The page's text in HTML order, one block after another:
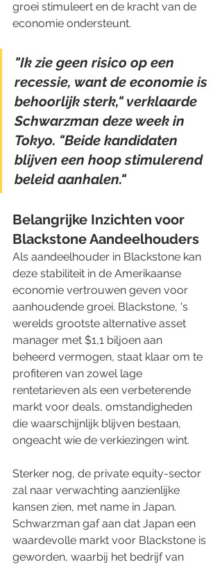
groei stimuleert en de kracht van de
economie ondersteunt.
"Ik zie geen risico op een
recessie, want de economie is
behoorlijk sterk," verklaarde
Schwarzman deze week in
Tokyo. "Beide kandidaten
blijven een hoop stimulerend
beleid aanhalen."
Belangrijke Inzichten voor
Blackstone Aandeelhouders
Als aandeelhouder in Blackstone kan
deze stabiliteit in de Amerikaanse
economie vertrouwen geven voor
aanhoudende groei. Blackstone, 's
werelds grootste alternative asset
manager met $1,1 biljoen aan
beheerd vermogen, staat klaar om te
profiteren van zowel lage
rentetarieven als een verbeterende
markt voor deals, omstandigheden
die waarschijnlijk blijven bestaan,
ongeacht wie de verkiezingen wint.
Sterker nog, de private equity-sector
zal naar verwachting aanzienlijke
kansen zien, met name in Japan.
Schwarzman gaf aan dat Japan een
waardevolle markt voor Blackstone is
geworden, waarbij het bedrijf van